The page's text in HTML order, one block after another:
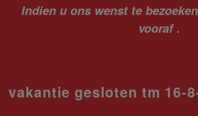
Indien u ons wenst te
vooraf .
vakantie gesloten tm 16-